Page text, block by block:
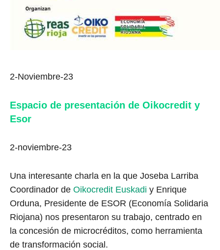
2-Noviembre-23
Espacio de presentación de Oikocredit y
Esor
2-noviembre-23
Una interesante charla en la que Joseba Larriba
Coordinador de Oikocredit Euskadi y Enrique
Orduna, Presidente de ESOR (Economía Solidaria
Riojana) nos presentaron su trabajo, centrado en
la concesión de microcréditos, como herramienta
de transformación social.